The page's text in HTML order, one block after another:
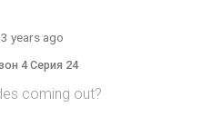
years ago
4 Серия 24
coming out?